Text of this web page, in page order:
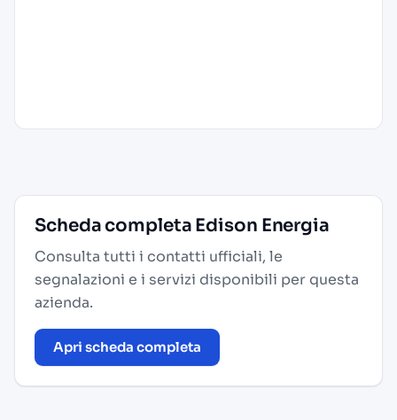
Scheda completa Edison Energia
Consulta tutti i contatti ufficiali, le
segnalazioni e i servizi disponibili per questa
azienda.
Apri scheda completa